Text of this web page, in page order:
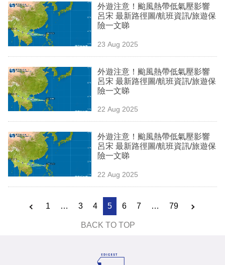
外遊注意！颱風熱帶低氣壓影響
呂宋 最新路徑圖/航班資訊/旅遊保
險一文睇
23 Aug 2025
外遊注意！颱風熱帶低氣壓影響
呂宋 最新路徑圖/航班資訊/旅遊保
險一文睇
22 Aug 2025
外遊注意！颱風熱帶低氣壓影響
呂宋 最新路徑圖/航班資訊/旅遊保
險一文睇
22 Aug 2025
1 … 3 4 5 6 7 … 79
BACK TO TOP